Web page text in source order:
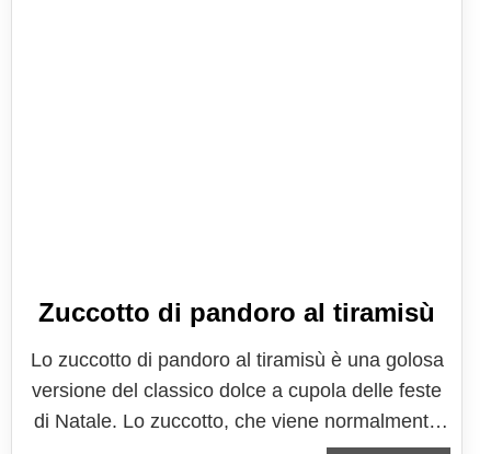
Zuccotto di pandoro al tiramisù
Lo zuccotto di pandoro al tiramisù è una golosa
versione del classico dolce a cupola delle feste
di Natale. Lo zuccotto, che viene normalmente